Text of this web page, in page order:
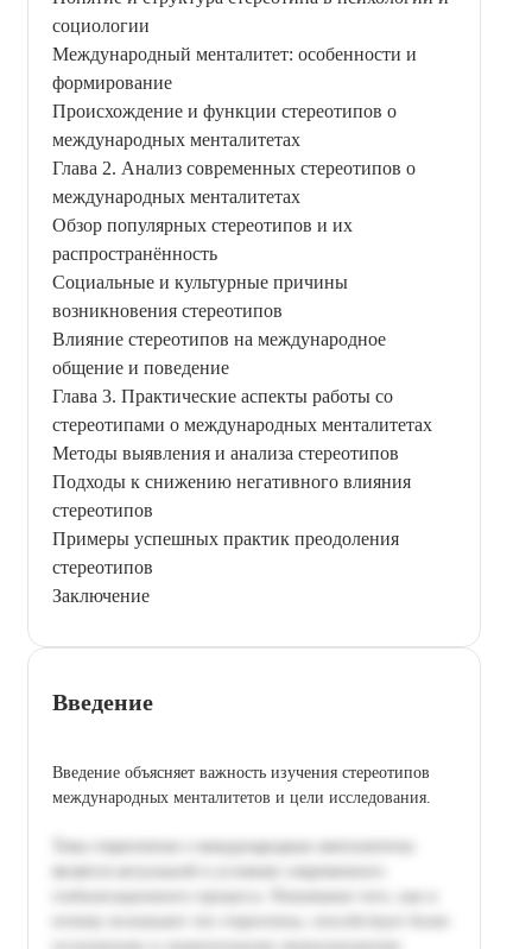
социологии
Международный менталитет: особенности и
формирование
Происхождение и функции стереотипов о
международных менталитетах
Глава 2. Анализ современных стереотипов о
международных менталитетах
Обзор популярных стереотипов и их
распространённость
Социальные и культурные причины
возникновения стереотипов
Влияние стереотипов на международное
общение и поведение
Глава 3. Практические аспекты работы со
стереотипами о международных менталитетах
Методы выявления и анализа стереотипов
Подходы к снижению негативного влияния
стереотипов
Примеры успешных практик преодоления
стереотипов
Заключение
Введение
Введение объясняет важность изучения стереотипов
международных менталитетов и цели исследования.